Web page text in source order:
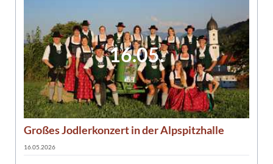
16.05.
Großes Jodlerkonzert in der Alpspitzhalle
16.05.2026